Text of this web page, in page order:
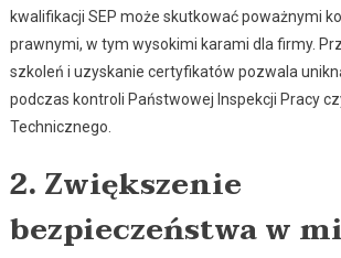
kwalifikacji SEP może skutkować poważnymi
prawnymi, w tym wysokimi karami dla firmy.
szkoleń i uzyskanie certyfikatów pozwala
podczas kontroli Państwowej Inspekcji Pracy
Technicznego.
2. Zwiększenie
bezpieczeństwa w